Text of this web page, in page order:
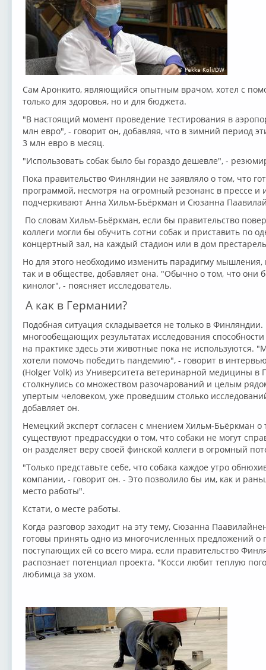
Сам Аронкито, являющийся опытным врачом, хотел с
только для здоровья, но и для бюджета.
"В настоящий момент проведение тестирования в
млн евро", - говорит он, добавляя, что в зимний период
3 млн евро в месяц.
"Использовать собак было бы гораздо дешевле", -
Пока правительство Финляндии не заявляло о том, что
программой, несмотря на огромный резонанс в прессе и
подчеркивают Анна Хильм-Бьёркман и Сюзанна
По словам Хильм-Бьёркман, если бы правительство
коллеги могли бы обучить сотни собак и приставить по
концертный зал, на каждый стадион или в дом
Но для этого необходимо изменить парадигму
так и в обществе, добавляет она. "Обычно о том, что они
кинолог", - поясняет исследователь.
А как в Германии?
Подобная ситуация складывается не только в
многообещающих результатах исследования способности
на практике здесь эти животные пока не используются.
хотели помочь победить пандемию", - говорит в
(Holger Volk) из Университета ветеринарной медицины в
столкнулись со множеством разочарований и целым
упертым человеком, уже проведшим столько
добавляет он.
Немецкий эксперт согласен с мнением Хильм-Бьёркман о
существуют предрассудки о том, что собаки не могут
он разделяет веру своей финской коллеги в огромный
"Только представьте себе, что собака каждое утро
компании, - говорит он. - Это позволило бы им, как и
место работы".
Кстати, о месте работы.
Когда разговор заходит на эту тему, Сюзанна
готовы принять одно из многочисленных предложений о
поступающих ей со всего мира, если правительство
распознает потенциал проекта. "Косси любит теплую
любимца за ухом.